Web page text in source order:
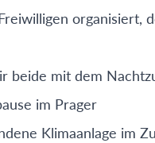
organisiert,
beide mit dem
im Prager
Klimaanlage im